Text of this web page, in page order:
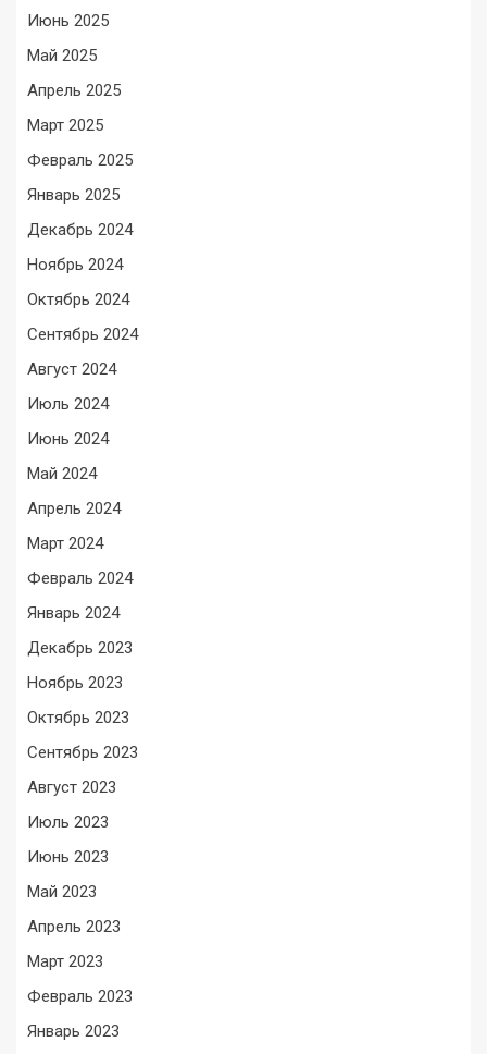
Июнь 2025
Май 2025
Апрель 2025
Март 2025
Февраль 2025
Январь 2025
Декабрь 2024
Ноябрь 2024
Октябрь 2024
Сентябрь 2024
Август 2024
Июль 2024
Июнь 2024
Май 2024
Апрель 2024
Март 2024
Февраль 2024
Январь 2024
Декабрь 2023
Ноябрь 2023
Октябрь 2023
Сентябрь 2023
Август 2023
Июль 2023
Июнь 2023
Май 2023
Апрель 2023
Март 2023
Февраль 2023
Январь 2023